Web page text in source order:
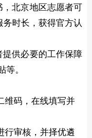
北京地区志愿者可
务时长，获得官方认
供必要的工作保障
。
维码，在线填写并
行审核，并择优遴